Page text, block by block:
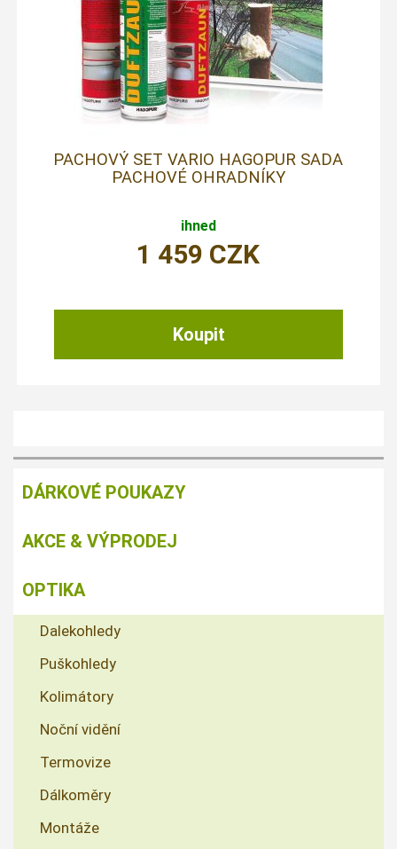
PACHOVÝ SET VARIO HAGOPUR SADA
PACHOVÉ OHRADNÍKY
ihned
1 459 CZK
DÁRKOVÉ POUKAZY
AKCE & VÝPRODEJ
OPTIKA
Dalekohledy
Puškohledy
Kolimátory
Noční vidění
Termovize
Dálkoměry
Montáže